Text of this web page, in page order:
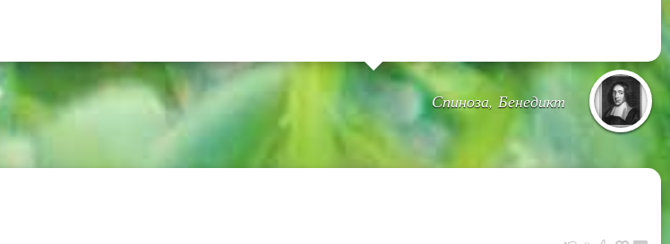
Спиноза, Бенедикт